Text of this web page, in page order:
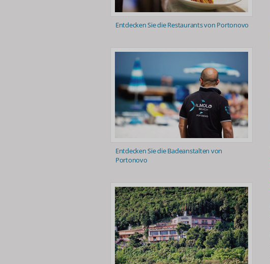
Entdecken Sie die Restaurants von Portonovo
Entdecken Sie die Badeanstalten von
Portonovo